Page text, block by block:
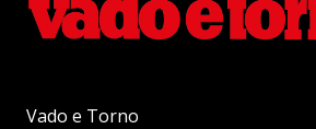
Vado e Torno